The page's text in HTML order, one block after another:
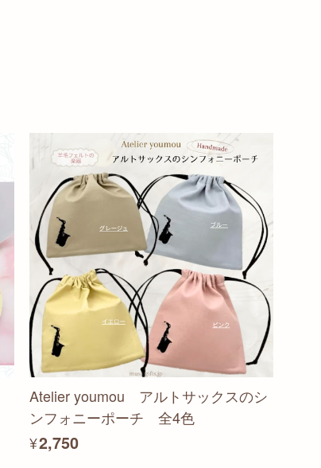
Atelier youmou アルトサックスのシ
ンフォニーポーチ 全4色
¥2,750